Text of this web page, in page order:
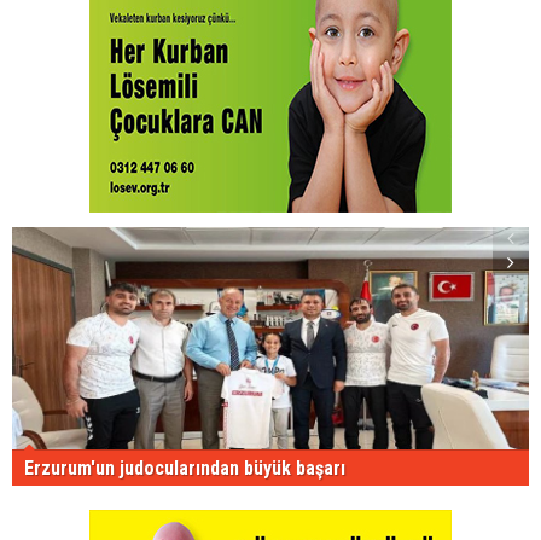
Erzurum'un judocularından büyük başarı